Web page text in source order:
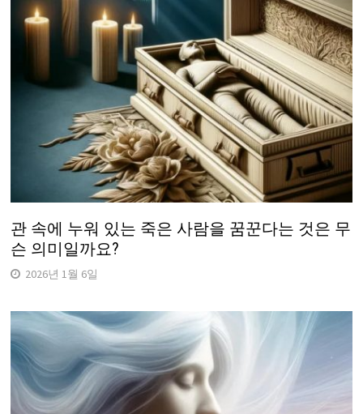
관 속에 누워 있는 죽은 사람을 꿈꾼다는 것은 무
슨 의미일까요?
2026년 1월 6일